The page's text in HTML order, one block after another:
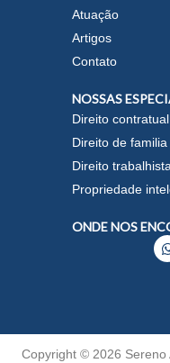
Atuação
Artigos
Contato
NOSSAS
Direito contratual
Direito de familia
Direito
Propriedade
ONDE NOS
Copyright © 2026 Sereno